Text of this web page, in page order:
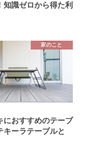
知識ゼロから得た利
家のこと
におすすめのテーブ
キーラテーブルと